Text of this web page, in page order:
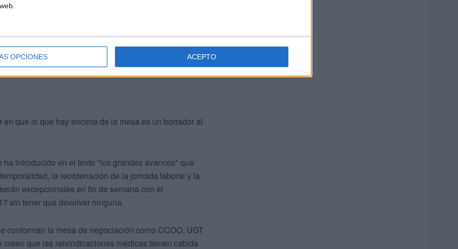
OPCIONES ACEPTO
un estatuto propio, en su opinión la única manera
laboral o el fin de las guardias.
que lo que hay encima de la mesa es un borrador al
introducido en el texto "los grandes avances" que
la reordenación de la jornada laboral y la
excepcionales en fin de semana con el
sin tener que devolver ninguna.
conforman la mesa de negociación como CCOO, UGT
que las reivindicaciones médicas tienen cabida